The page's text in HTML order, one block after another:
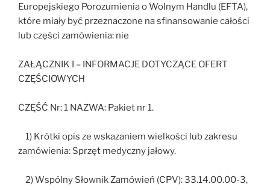
Europejskiego Porozumienia o Wolnym Handlu (EFTA),
które miały być przeznaczone na sfinansowanie całości
lub części zamówienia: nie
ZAŁĄCZNIK I – INFORMACJE DOTYCZĄCE OFERT
CZĘŚCIOWYCH
CZĘŚĆ Nr: 1 NAZWA: Pakiet nr 1.
1) Krótki opis ze wskazaniem wielkości lub zakresu
zamówienia: Sprzęt medyczny jałowy.
2) Wspólny Słownik Zamówień (CPV): 33.14.00.00-3,